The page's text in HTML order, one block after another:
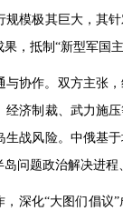
模极其巨大，其
，抵制“新型军国
协作。双方主张
济制裁、武力施
战风险。中俄基
问题政治解决进
深化“大图们倡